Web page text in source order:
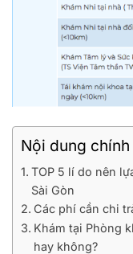
Nội dung chính
TOP 5 lí do nên
Sài Gòn
Các phí cần chi
Khám tại Phòng
hay không?